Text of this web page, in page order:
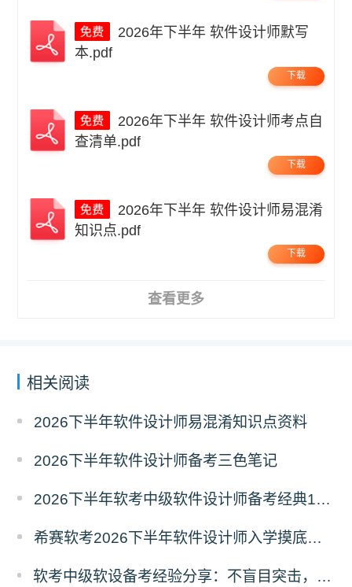
本.pdf
下载
查清单.pdf
下载
知识点.pdf
下载
查看更多
相关阅读
2026下半年软件设计师易混淆知识点资料
2026下半年软件设计师备考三色笔记
2026下半年软考中级软件设计师备考经典100题
希赛软考2026下半年软件设计师入学摸底测试卷
软考中级软设备考经验分享：不盲目突击，稳定推进复习计划